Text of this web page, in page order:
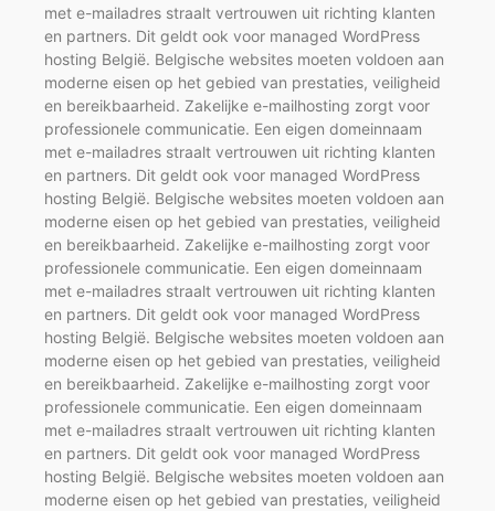
met e-mailadres straalt vertrouwen uit richting klanten
en partners. Dit geldt ook voor managed WordPress
hosting België. Belgische websites moeten voldoen aan
moderne eisen op het gebied van prestaties, veiligheid
en bereikbaarheid. Zakelijke e-mailhosting zorgt voor
professionele communicatie. Een eigen domeinnaam
met e-mailadres straalt vertrouwen uit richting klanten
en partners. Dit geldt ook voor managed WordPress
hosting België. Belgische websites moeten voldoen aan
moderne eisen op het gebied van prestaties, veiligheid
en bereikbaarheid. Zakelijke e-mailhosting zorgt voor
professionele communicatie. Een eigen domeinnaam
met e-mailadres straalt vertrouwen uit richting klanten
en partners. Dit geldt ook voor managed WordPress
hosting België. Belgische websites moeten voldoen aan
moderne eisen op het gebied van prestaties, veiligheid
en bereikbaarheid. Zakelijke e-mailhosting zorgt voor
professionele communicatie. Een eigen domeinnaam
met e-mailadres straalt vertrouwen uit richting klanten
en partners. Dit geldt ook voor managed WordPress
hosting België. Belgische websites moeten voldoen aan
moderne eisen op het gebied van prestaties, veiligheid